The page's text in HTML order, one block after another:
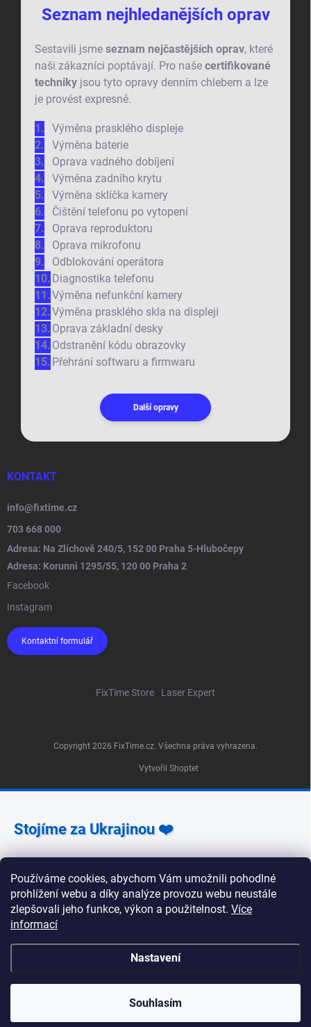
Používáme cookies, abychom Vám umožnili pohodlné
prohlížení webu a díky analýze provozu webu neustále
zlepšovali jeho funkce, výkon a použitelnost. Více
informací
Nastavení
Souhlasím
Zlíchově 240/5, Praha 5 Pondělí, úterý, středa, pátek:
zavřeno 📍 Pobočka Korunní 1295/55, Praha 2 Pondělí
až pátek: 9:00–19:00 Sobota: 10:00–18:00 Neděle:
Seznam nejhledanějších oprav
Sestavili jsme seznam nejčastějších oprav, které
naši zákazníci poptávají. Pro naše certifikované
techniky jsou tyto opravy denním chlebem a lze
je provést expresně.
Výměna prasklého displeje
Výměna baterie
Oprava vadného dobíjení
Výměna zadního krytu
Výměna sklíčka kamery
Čištění telefonu po vytopení
Oprava reproduktoru
Oprava mikrofonu
Odblokování operátora
Diagnostika telefonu
Výměna nefunkční kamery
Výměna prasklého skla na displeji
Oprava základní desky
Odstranění kódu obrazovky
Přehrání softwaru a firmwaru
Další opravy
KONTAKT
info@fixtime.cz
703 668 000
Adresa: Na Zlíchově 240/5, 152 00 Praha 5-Hlubočepy
Adresa: Korunni 1295/55, 120 00 Praha 2
Facebook
Instagram
Kontaktní formulář
FixTime Store Laser Expert
Vytvořil Shoptet
Copyright 2026 FixTime.cz. Všechna práva vyhrazena.
Stojíme za Ukrajinou ❤️
Jak a čím pomoci »